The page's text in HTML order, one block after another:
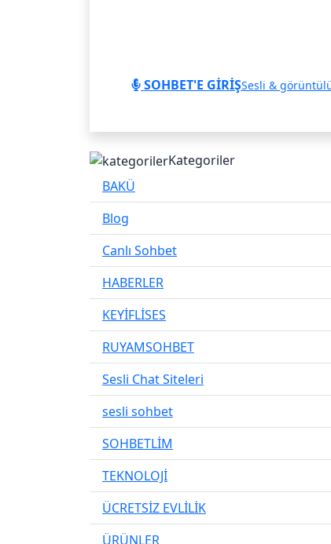
SOHBET'E GİRİŞSesli &
Kategoriler
BAKÜ
Blog
Canlı Sohbet
HABERLER
KEYİFLİSES
RUYAMSOHBET
Sesli Chat Siteleri
sesli sohbet
SOHBETLİM
TEKNOLOJİ
ÜCRETSİZ EVLİLİK
ÜRÜNLER